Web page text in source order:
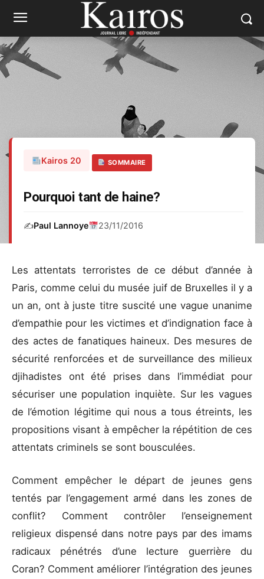
Kairos 20 SOMMAIRE
Pourquoi tant de haine?
✍️Paul Lannoye 23/11/2016
Les attentats terroristes de ce début d’année à
Paris, comme celui du musée juif de Bruxelles il y a
un an, ont à juste titre suscité une vague unanime
d’empathie pour les victimes et d’indignation face à
des actes de fanatiques haineux. Des mesures de
sécurité renforcées et de surveillance des milieux
djihadistes ont été prises dans l’immédiat pour
sécuriser une population inquiète. Sur les vagues
de l’émotion légitime qui nous a tous étreints, les
propositions visant à empêcher la répétition de ces
attentats criminels se sont bousculées.
Comment empêcher le départ de jeunes gens
tentés par l’engagement armé dans les zones de
conflit? Comment contrôler l’enseignement
religieux dispensé dans notre pays par des imams
radicaux pénétrés d’une lecture guerrière du
Coran? Comment améliorer l’intégration des jeunes